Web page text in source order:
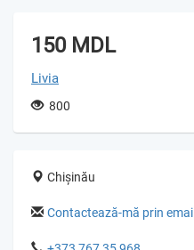
150 MDL
Livia
800
Chișinău
Contactează-mă prin email